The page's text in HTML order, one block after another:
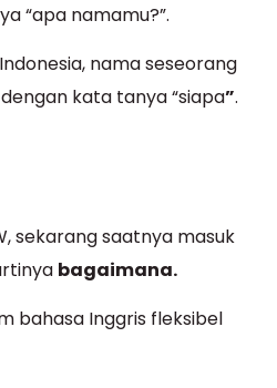
“apa namamu?”.
nama seseorang
kata tanya “siapa”.
sekarang saatnya masuk
bagaimana.
bahasa Inggris fleksibel